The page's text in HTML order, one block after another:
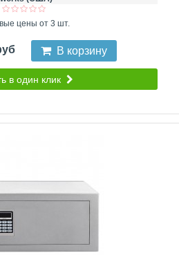
цены от 3 шт.
В корзину
в один клик